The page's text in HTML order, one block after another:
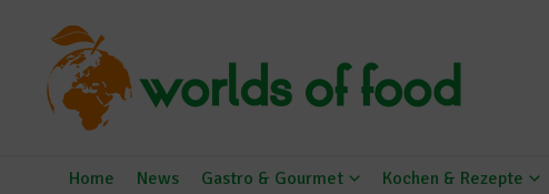
Home News Gastro & Gourmet Kochen & Rezepte